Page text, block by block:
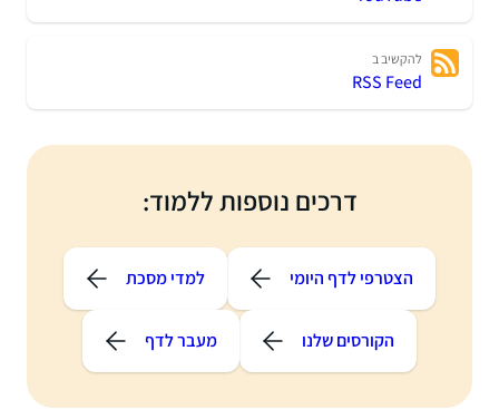
להקשיב ב
RSS Feed
דרכים נוספות ללמוד:
הצטרפי לדף היומי למדי מסכת
הקורסים שלנו מעבר לדף